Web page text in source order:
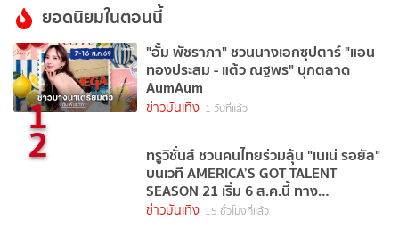
ยอดนิยมในตอนนี้
1
"อั้ม พัชราภา" ชวนนางเอกซุปตาร์ "แอน
ทองประสม - แต้ว ณฐพร" บุกตลาด
AumAum
ข่าวบันเทิง 1 วันที่แล้ว
2 ทรูวิชั่นส์ ชวนคนไทยร่วมลุ้น "เนเน่ รอยัล"
บนเวที AMERICA’S GOT TALENT
SEASON 21 เริ่ม 6 ส.ค.นี้ ทาง
TrueVisions NOW
ข่าวบันเทิง 15 ชั่วโมงที่แล้ว